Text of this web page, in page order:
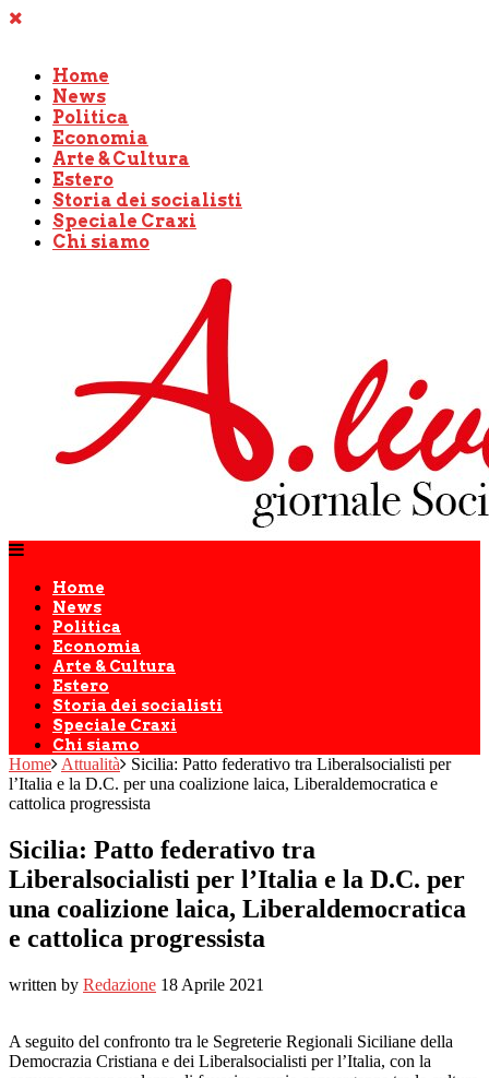
Home
News
Politica
Economia
Arte & Cultura
Estero
Storia dei socialisti
Speciale Craxi
Chi siamo
Home
News
Politica
Economia
Arte & Cultura
Estero
Storia dei socialisti
Speciale Craxi
Chi siamo
Home Attualità
Sicilia: Patto federativo tra Liberalsocialisti per
l’Italia e la D.C. per una coalizione laica, Liberaldemocratica e
cattolica progressista
Sicilia: Patto federativo tra
Liberalsocialisti per l’Italia e la D.C. per
una coalizione laica, Liberaldemocratica
e cattolica progressista
written by Redazione 18 Aprile 2021
A seguito del confronto tra le Segreterie Regionali Siciliane della
Democrazia Cristiana e dei Liberalsocialisti per l’Italia, con la